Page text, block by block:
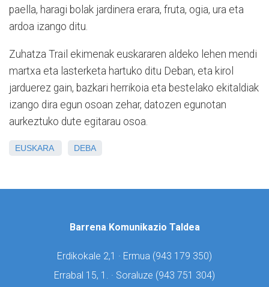
paella, haragi bolak jardinera erara, fruta, ogia, ura eta
ardoa izango ditu.
Zuhatza Trail ekimenak euskararen aldeko lehen mendi
martxa eta lasterketa hartuko ditu Deban, eta kirol
jarduerez gain, bazkari herrikoia eta bestelako ekitaldiak
izango dira egun osoan zehar, datozen egunotan
aurkeztuko dute egitarau osoa.
EUSKARA DEBA
Barrena Komunikazio Taldea
Erdikokale 2,1 · Ermua (943 179 350)
Errabal 15, 1. · Soraluze (943 751 304)